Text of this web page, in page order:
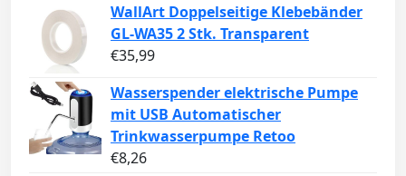
WallArt Doppelseitige Klebebänder
GL-WA35 2 Stk. Transparent
€35,99
Wasserspender elektrische Pumpe
mit USB Automatischer
Trinkwasserpumpe Retoo
€8,26